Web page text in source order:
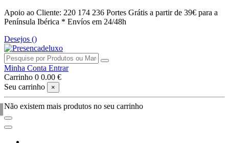
Apoio ao Cliente: 220 174 236 Portes Grátis a partir de 39€ para a
Península Ibérica * Envíos em 24/48h
Desejos ()
Minha Conta Entrar
Carrinho 0 0.00 €
Seu carrinho
×
Não existem mais produtos no seu carrinho